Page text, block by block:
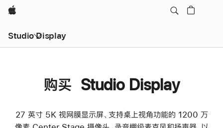
Apple
Studio Display
购买 Studio Display
27 英寸 5K 视网膜显示屏、支持桌上视角功能的 1200 万